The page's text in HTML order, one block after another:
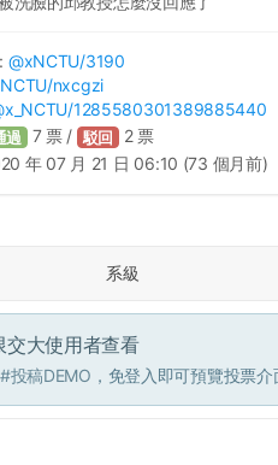
@xNCTU/3190
/nxcgzi
x_NCTU/1285580301389885440
過 7票 / 駁回 2票
年 07 月 21 日 06:10 (73 個月前)
系級
交大使用者查看
#投稿DEMO ，免登入即可預覽投票介